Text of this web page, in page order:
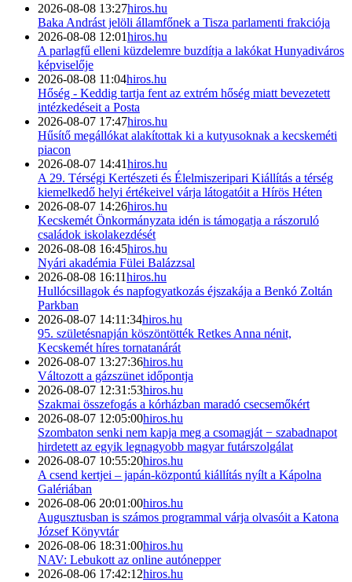
2026-08-08 13:27hiros.hu
Baka Andrást jelöli államfőnek a Tisza parlamenti frakciója
2026-08-08 12:01hiros.hu
A parlagfű elleni küzdelemre buzdítja a lakókat Hunyadiváros
képviselője
2026-08-08 11:04hiros.hu
Hőség - Keddig tartja fent az extrém hőség miatt bevezetett
intézkedéseit a Posta
2026-08-07 17:47hiros.hu
Hűsítő megállókat alakítottak ki a kutyusoknak a kecskeméti
piacon
2026-08-07 14:41hiros.hu
A 29. Térségi Kertészeti és Élelmiszeripari Kiállítás a térség
kiemelkedő helyi értékeivel várja látogatóit a Hírös Héten
2026-08-07 14:26hiros.hu
Kecskemét Önkormányzata idén is támogatja a rászoruló
családok iskolakezdését
2026-08-08 16:45hiros.hu
Nyári akadémia Fülei Balázzsal
2026-08-08 16:11hiros.hu
Hullócsillagok és napfogyatkozás éjszakája a Benkó Zoltán
Parkban
2026-08-07 14:11:34hiros.hu
95. születésnapján köszöntötték Retkes Anna nénit,
Kecskemét híres tornatanárát
2026-08-07 13:27:36hiros.hu
Változott a gázszünet időpontja
2026-08-07 12:31:53hiros.hu
Szakmai összefogás a kórházban maradó csecsemőkért
2026-08-07 12:05:00hiros.hu
Szombaton senki nem kapja meg a csomagját − szabadnapot
hirdetett az egyik legnagyobb magyar futárszolgálat
2026-08-07 10:55:20hiros.hu
A csend kertjei – japán-központú kiállítás nyílt a Kápolna
Galériában
2026-08-06 20:01:00hiros.hu
Augusztusban is számos programmal várja olvasóit a Katona
József Könyvtár
2026-08-06 18:31:00hiros.hu
NAV: Lebukott az online autónepper
2026-08-06 17:42:12hiros.hu